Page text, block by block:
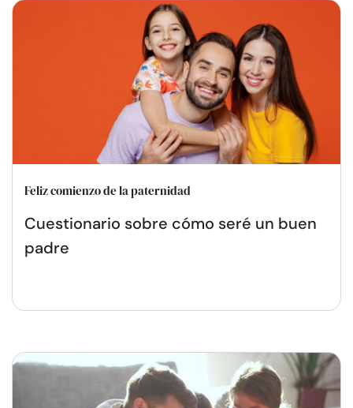
Feliz comienzo de la paternidad
Cuestionario sobre cómo seré un buen
padre